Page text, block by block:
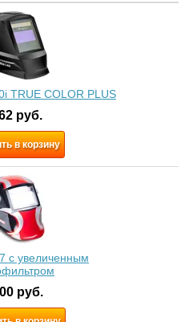
TRUE COLOR PLUS
руб.
в корзину
c увеличенным
руб.